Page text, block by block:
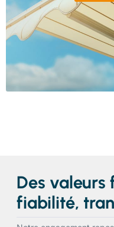
Des valeurs
fiabilité,